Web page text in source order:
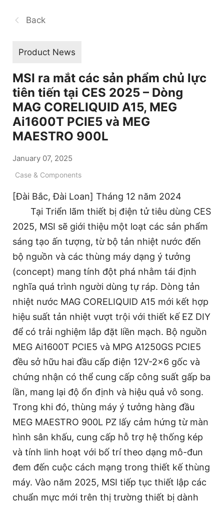
Back
Product News
MSI ra mắt các sản phẩm chủ lực
tiên tiến tại CES 2025 – Dòng
MAG CORELIQUID A15, MEG
Ai1600T PCIE5 và MEG
MAESTRO 900L
January 07, 2025
Case & Components
[Đài Bắc, Đài Loan] Tháng 12 năm 2024
Tại Triển lãm thiết bị điện tử tiêu dùng CES
2025, MSI sẽ giới thiệu một loạt các sản phẩm
sáng tạo ấn tượng, từ bộ tản nhiệt nước đến
bộ nguồn và các thùng máy dạng ý tưởng
(concept) mang tính đột phá nhằm tái định
nghĩa quá trình người dùng tự ráp. Dòng tản
nhiệt nước MAG CORELIQUID A15 mới kết hợp
hiệu suất tản nhiệt vượt trội với thiết kế EZ DIY
để có trải nghiệm lắp đặt liền mạch. Bộ nguồn
MEG Ai1600T PCIE5 và MPG A1250GS PCIE5
đều sở hữu hai đầu cấp điện 12V-2×6 gốc và
chứng nhận có thể cung cấp công suất gấp ba
lần, mang lại độ ổn định và hiệu quả vô song.
Trong khi đó, thùng máy ý tưởng hàng đầu
MEG MAESTRO 900L PZ lấy cảm hứng từ màn
hình sân khấu, cung cấp hỗ trợ hệ thống kép
và tính linh hoạt với bố trí theo dạng mô-đun
đem đến cuộc cách mạng trong thiết kế thùng
máy. Vào năm 2025, MSI tiếp tục thiết lập các
chuẩn mực mới trên thị trường thiết bị dành